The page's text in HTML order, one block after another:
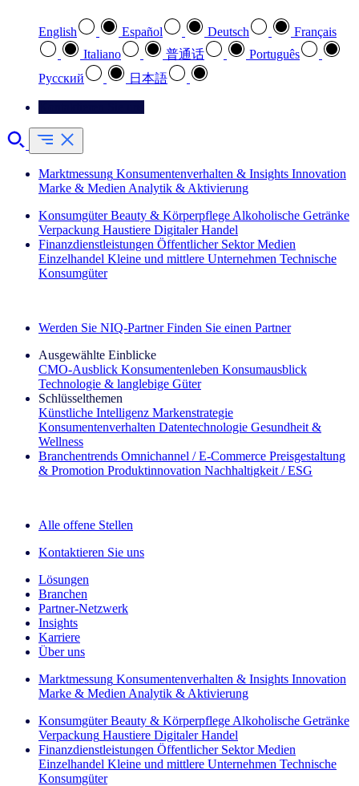
English Español Deutsch
Français
Italiano
普通话
Português
Pусский
日本語
Marktmessung Konsumentenverhalten & Insights Innovation
Marke & Medien Analytik & Aktivierung
Konsumgüter Beauty & Körperpflege Alkoholische Getränke
Verpackung Haustiere Digitaler Handel
Finanzdienstleistungen Öffentlicher Sektor Medien
Einzelhandel Kleine und mittlere Unternehmen Technische
Konsumgüter
Werden Sie NIQ-Partner Finden Sie einen Partner
Ausgewählte Einblicke
CMO‑Ausblick Konsumentenleben Konsumausblick
Technologie & langlebige Güter
Schlüsselthemen
Künstliche Intelligenz Markenstrategie
Konsumentenverhalten Datentechnologie Gesundheit &
Wellness
Branchentrends Omnichannel / E‑Commerce Preisgestaltung
& Promotion Produktinnovation Nachhaltigkeit / ESG
Alle offene Stellen
Kontaktieren Sie uns
Lösungen
Branchen
Partner-Netzwerk
Insights
Karriere
Über uns
Marktmessung Konsumentenverhalten & Insights Innovation
Marke & Medien Analytik & Aktivierung
Konsumgüter Beauty & Körperpflege Alkoholische Getränke
Verpackung Haustiere Digitaler Handel
Finanzdienstleistungen Öffentlicher Sektor Medien
Einzelhandel Kleine und mittlere Unternehmen Technische
Konsumgüter